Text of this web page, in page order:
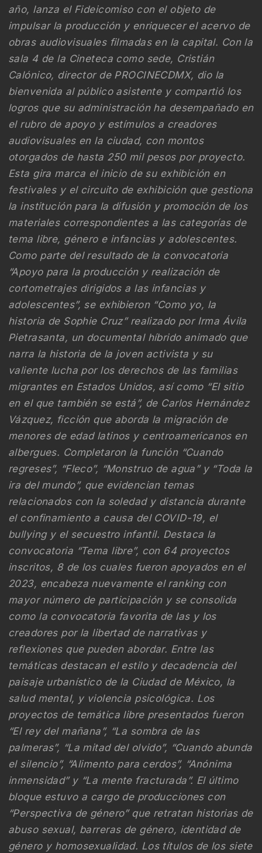
año, lanza el Fideicomiso con el objeto de
impulsar la producción y enriquecer el acervo de
obras audiovisuales filmadas en la capital. Con la
sala 4 de la Cineteca como sede, Cristián
Calónico, director de PROCINECDMX, dio la
bienvenida al público asistente y compartió los
logros que su administración ha desempañado en
el rubro de apoyo y estímulos a creadores
audiovisuales en la ciudad, con montos
otorgados de hasta 250 mil pesos por proyecto.
Esta gira marca el inicio de su exhibición en
festivales y el circuito de exhibición que gestiona
la institución para la difusión y promoción de los
materiales correspondientes a las categorías de
tema libre, género e infancias y adolescentes.
Como parte del resultado de la convocatoria
“Apoyo para la producción y realización de
cortometrajes dirigidos a las infancias y
adolescentes”, se exhibieron “Como yo, la
historia de Sophie Cruz” realizado por Irma Ávila
Pietrasanta, un documental híbrido animado que
narra la historia de la joven activista y su
valiente lucha por los derechos de las familias
migrantes en Estados Unidos, así como “El sitio
en el que también se está”, de Carlos Hernández
Vázquez, ficción que aborda la migración de
menores de edad latinos y centroamericanos en
albergues. Completaron la función “Cuando
regreses”, “Fleco”, “Monstruo de agua” y “Toda la
ira del mundo”, que evidencian temas
relacionados con la soledad y distancia durante
el confinamiento a causa del COVID-19, el
bullying y el secuestro infantil. Destaca la
convocatoria “Tema libre”, con 64 proyectos
inscritos, 8 de los cuales fueron apoyados en el
2023, encabeza nuevamente el ranking con
mayor número de participación y se consolida
como la convocatoria favorita de las y los
creadores por la libertad de narrativas y
reflexiones que pueden abordar. Entre las
temáticas destacan el estilo y decadencia del
paisaje urbanístico de la Ciudad de México, la
salud mental, y violencia psicológica. Los
proyectos de temática libre presentados fueron
“El rey del mañana”, “La sombra de las
palmeras”, “La mitad del olvido”, “Cuando abunda
el silencio”, “Alimento para cerdos”, “Anónima
inmensidad” y “La mente fracturada”. El último
bloque estuvo a cargo de producciones con
“Perspectiva de género” que retratan historias de
abuso sexual, barreras de género, identidad de
género y homosexualidad. Los títulos de los siete